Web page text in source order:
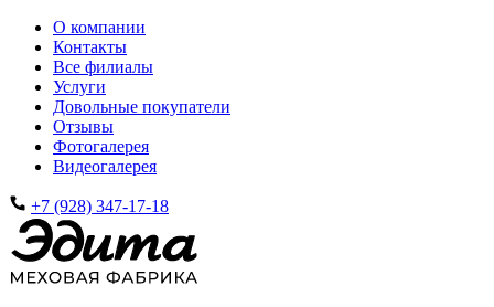
О компании
Контакты
Все филиалы
Услуги
Довольные покупатели
Отзывы
Фотогалерея
Видеогалерея
+7 (928) 347-17-18